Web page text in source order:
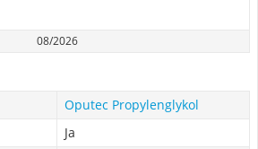
08/2026
Oputec Propylenglykol
Ja